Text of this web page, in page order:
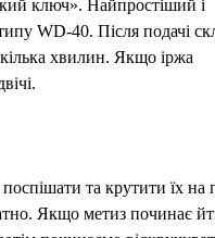
ключ». Найпростіший і
WD-40. Після подачі
кілька хвилин. Якщо іржа
та крутити їх на
Якщо метиз починає